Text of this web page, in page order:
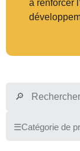
à renforcer